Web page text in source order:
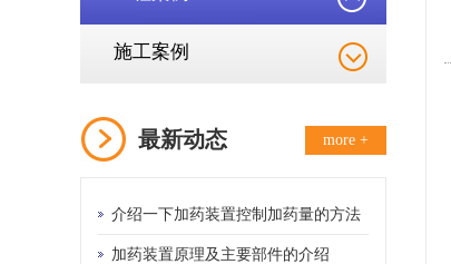
施工案例
最新动态 more +
介绍一下加药装置控制加药量的方法
加药装置原理及主要部件的介绍